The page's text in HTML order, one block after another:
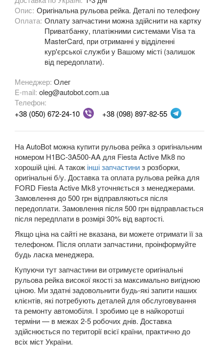
Fiesta Mk8
Fiesta Active Mk8
F-150 XII (P415)
Galaxy Mk2 (VX, VY, WGR)
Galaxy Mk3 (CA1, WA6)
KA Mk1 (RBT)
KA Mk2 (RU8)
KA Mk3
KA+
KA+ Active
Kuga Mk1 (CBV)
Kuga Mk2 (CBS)
Mondeo Mk3 (B5Y, BWY, B4Y)
Mondeo Mk4 (CA2)
Mondeo Mk5
Mustang V
Опис: Оригінальна рульова рейка. Деталі по телефону
Оплата: Оплату запчастини можна здійснити на картку
Приватбанку, платіжними системами Visa та
MasterCard, при отриманні у відділенні
кур'єрської служби у Вашому місті (залишок
від передоплати).
Менеджер: Олег
E-mail: oleg@autobot.com.ua
Телефон:
+38 (050) 672-24-10
+38 (098) 897-82-55
На AutoBot можна купити рульова рейка з оригінальним
номером H1BC-3A500-AA для Fiesta Active Mk8 по
хорошій ціні. А також інші запчастиниз розборки,
оригінальні б/у. Доставка та оплата рульова рейка для
FORD Fiesta Active Mk8 уточняється з менеджерами.
Замовлення до 500 грн відправляються після
передоплати. Замовлення після 500 грн відправлається
після передплати в розмірі 30% від вартості.
Якщо ціна на сайті не вказана, ви можете отримати її за
телефоном. Після оплати запчастини, проінформуйте
будь ласка менеджера.
Купуючи тут запчастини ви отримуєте оригінальні
рульова рейка високої якості за максимально вигідною
ціною. Ми здатні задовольнити будь-які запити наших
клієнтів, які потребують деталей для обслуговування
та ремонту автомобіля. І зробимо це в найкоротші
терміни — в межах 2-5 робочих днів. Доставка
здійснюється по території всієї країни, практично до
всіх міст України.